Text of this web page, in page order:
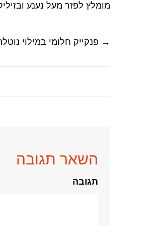
מומלץ לפזר מעל נענע ובזיליקום כ5 דקות
→ פנקייק חלומי במילוי
השאר תגובה
תגובה